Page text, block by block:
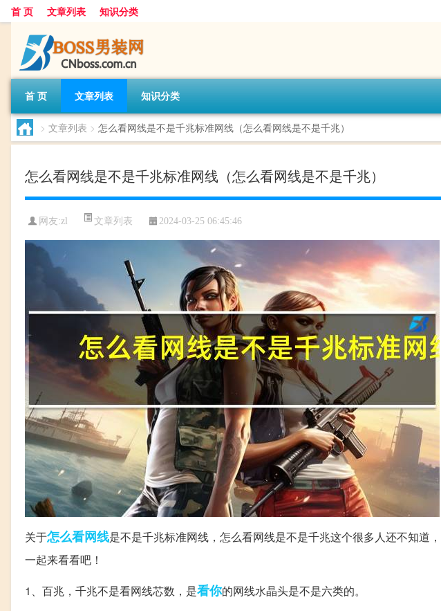
首 页 文章列表 知识分类
首 页 文章列表 知识分类
> 文章列表 > 怎么看网线是不是千兆标准网线（怎么看网线是不是千兆）
怎么看网线是不是千兆标准网线（怎么看网线是不是千兆）
网友:zl 文章列表 2024-03-25 06:45:46
关于怎么看网线是不是千兆标准网线，怎么看网线是不是千兆这个很多人还不知道
一起来看看吧！
1、百兆，千兆不是看网线芯数，是看你的网线水晶头是不是六类的。